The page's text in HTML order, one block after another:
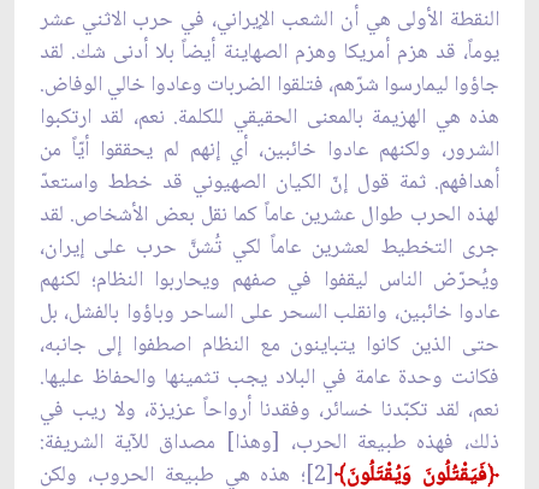
النقطة الأولى هي أن الشعب الإيراني، في حرب الاثني عشر
يوماً، قد هزم أمريكا وهزم الصهاينة أيضاً بلا أدنى شك. لقد
جاؤوا ليمارسوا شرّهم، فتلقوا الضربات وعادوا خالي الوفاض.
هذه هي الهزيمة بالمعنى الحقيقي للكلمة. نعم، لقد ارتكبوا
الشرور، ولكنهم عادوا خائبين، أي إنهم لم يحققوا أيّاً من
أهدافهم. ثمة قول إنّ الكيان الصهيوني قد خطط واستعدّ
لهذه الحرب طوال عشرين عاماً كما نقل بعض الأشخاص. لقد
جرى التخطيط لعشرين عاماً لكي تُشنَّ حرب على إيران،
ويُحرّض الناس ليقفوا في صفهم ويحاربوا النظام؛ لكنهم
عادوا خائبين، وانقلب السحر على الساحر وباؤوا بالفشل، بل
حتى الذين كانوا يتباينون مع النظام اصطفوا إلى جانبه،
فكانت وحدة عامة في البلاد يجب تثمينها والحفاظ عليها.
نعم، لقد تكبّدنا خسائر، وفقدنا أرواحاً عزيزة، ولا ريب في
ذلك، فهذه طبيعة الحرب، [وهذا] مصداق للآية الشريفة:
﴿فَيَقْتُلُونَ وَيُقْتَلُونَ﴾
[2]؛ هذه هي طبيعة الحروب، ولكن